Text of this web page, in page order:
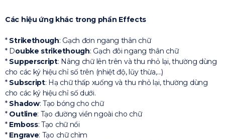
Các hiệu ứng khác trong phần Effects
* Strikethough: Gạch đơn ngang thân chữ
* Doubke strikethough: Gạch đôi ngang thân chữ
* Supperscript: Nâng chữ lên trên và thu nhỏ lại, thường dùng
cho các ký hiệu chỉ số trên (nhiệt độ, lũy thừa,…)
* Subscript: Hạ chữ thấp xuống và thu nhỏ lại, thường dùng
cho các ký hiệu chỉ số dưới.
* Shadow: Tạo bóng cho chữ
* Outline: Tạo đường viền ngoài cho chữ
* Emboss: Tạo chữ nổi
* Engrave: Tạo chữ chìm